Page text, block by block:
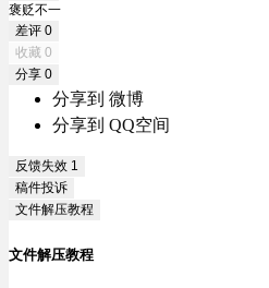
褒贬不一
差评 0
收藏 0
分享 0
分享到 微博
分享到 QQ空间
反馈失效 1
稿件投诉
文件解压教程
文件解压教程